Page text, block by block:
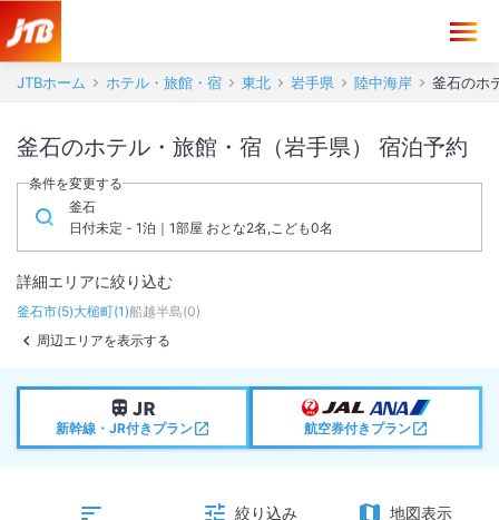
JTBホーム ホテル・旅館・宿 東北 岩手県 陸中海岸 釜石のホ
釜石のホテル・旅館・宿（岩手県） 宿泊予約
条件を変更する
釜石
日付未定 - 1泊｜1部屋 おとな2名,こども0名
詳細エリアに絞り込む
釜石市(5)大槌町(1)船越半島(0)
周辺エリアを表示する
新幹線・JR付きプラン 航空券付きプラン
絞り込み 地図表示